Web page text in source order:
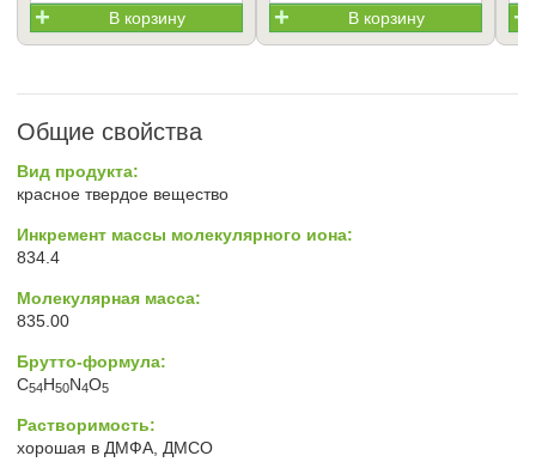
В корзину В корзину
Общие свойства
Вид продукта:
красное твердое вещество
Инкремент массы молекулярного иона:
834.4
Молекулярная масса:
835.00
Брутто-формула:
C54H50N4O5
Растворимость:
хорошая в ДМФА, ДМСО